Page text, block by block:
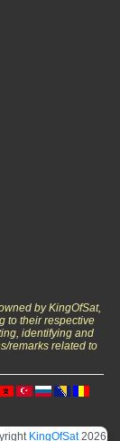
by KingOfSat,
to their respective
identifying and
remarks related to
KingOfSat2026